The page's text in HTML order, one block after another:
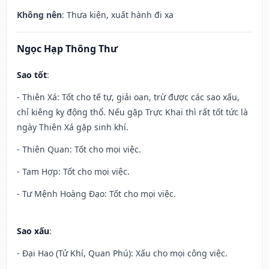
Không nên: Thưa kiện, xuất hành đi xa
Ngọc Hạp Thông Thư
Sao tốt:
- Thiên Xá: Tốt cho tế tự, giải oan, trừ được các sao xấu,
chỉ kiêng kỵ động thổ. Nếu gặp Trực Khai thì rất tốt tức là
ngày Thiên Xá gặp sinh khí.
- Thiên Quan: Tốt cho mọi việc.
- Tam Hợp: Tốt cho mọi việc.
- Tư Mệnh Hoàng Đạo: Tốt cho mọi việc.
Sao xấu:
- Đại Hao (Tử Khí, Quan Phú): Xấu cho mọi công việc.